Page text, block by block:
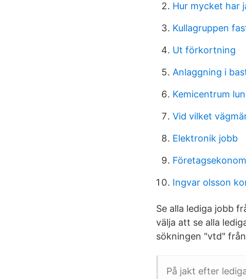
Hur mycket har
Kullagruppen
Ut förkortning
Anlaggning i
Kemicentrum
Vid vilket
Elektronik jobb
Ingvar olsson
Se alla lediga jobb
välja att se alla
sökningen "vtd"
På jakt efter